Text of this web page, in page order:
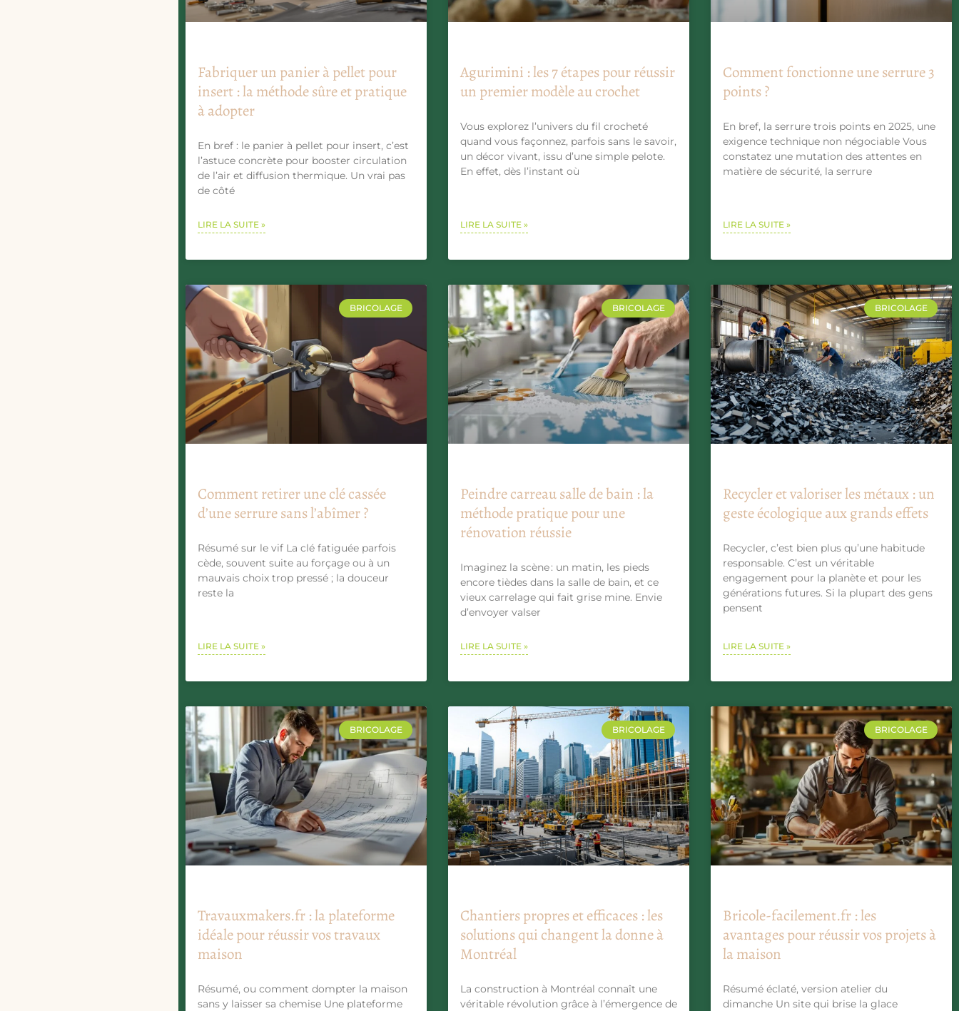
Fabriquer un panier à pellet pour
insert : la méthode sûre et pratique
à adopter
En bref : le panier à pellet pour insert, c’est
l’astuce concrète pour booster circulation
de l’air et diffusion thermique. Un vrai pas
de côté
LIRE LA SUITE »
Agurimini : les 7 étapes pour réussir
un premier modèle au crochet
Vous explorez l’univers du fil crocheté
quand vous façonnez, parfois sans le savoir,
un décor vivant, issu d’une simple pelote.
En effet, dès l’instant où
LIRE LA SUITE »
Comment fonctionne une serrure 3
points ?
En bref, la serrure trois points en 2025, une
exigence technique non négociable Vous
constatez une mutation des attentes en
matière de sécurité, la serrure
LIRE LA SUITE »
BRICOLAGE
Comment retirer une clé cassée
d’une serrure sans l’abîmer ?
Résumé sur le vif La clé fatiguée parfois
cède, souvent suite au forçage ou à un
mauvais choix trop pressé ; la douceur
reste la
LIRE LA SUITE »
BRICOLAGE
Peindre carreau salle de bain : la
méthode pratique pour une
rénovation réussie
Imaginez la scène : un matin, les pieds
encore tièdes dans la salle de bain, et ce
vieux carrelage qui fait grise mine. Envie
d’envoyer valser
LIRE LA SUITE »
BRICOLAGE
Recycler et valoriser les métaux : un
geste écologique aux grands effets
Recycler, c’est bien plus qu’une habitude
responsable. C’est un véritable
engagement pour la planète et pour les
générations futures. Si la plupart des gens
pensent
LIRE LA SUITE »
BRICOLAGE
Travauxmakers.fr : la plateforme
idéale pour réussir vos travaux
maison
Résumé, ou comment dompter la maison
sans y laisser sa chemise Une plateforme
BRICOLAGE
Chantiers propres et efficaces : les
solutions qui changent la donne à
Montréal
La construction à Montréal connaît une
véritable révolution grâce à l’émergence de
BRICOLAGE
Bricole-facilement.fr : les
avantages pour réussir vos projets à
la maison
Résumé éclaté, version atelier du
dimanche Un site qui brise la glace